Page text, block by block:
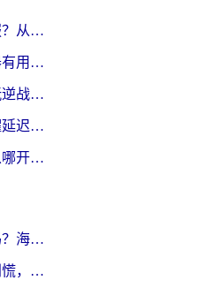
人在海外，如何顺畅玩国服？从《王者荣耀》到《云图计划》的加速器终极指南
在国外玩塔瑞斯世界加速器有用吗？海外玩家亲测后的真实答案
身在海外，用什么加速器玩逆战才能告别延迟？
海外党必看：解决王者荣耀延迟的加速器终极指南——从EVE到猫和老鼠，一个工具全搞定
苹果手机无尽冬日加速器从哪开启？海外玩家的冬日生存指南
酷狗会员在国外可以听歌吗？海外党亲测有效：3步解决音乐权限难题
在国外无法听国内的歌？别慌，这样操作就能畅听QQ音乐（附亲测加速器推荐）